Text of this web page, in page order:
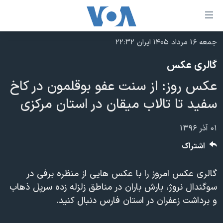
لینکهای
قابل
دسترسی
جهش
محتوای
اصلی
صفحه
جهش
جستجو
نسخه سبک وب‌سایت
موضوع ها
ایران
آمریکا
جهان
گزیده‌ها
ویژه برنامه‌ها
برنامه های تلویزیونی
جدول برنامه ها
صفحه‌های ویژه
عملیات خشم حماسی
۲۵۰سالگی آمریکا
پخش رادیویی
یادگیری زبان انگلیسی
جمعه ۱۶ مرداد ۱۴۰۵ ایران ۲۲:۳۲
گالری عکس
عکس روز: از سنت عفو بوقلمون در کاخ
سفید تا تالاب میقان در استان مرکزی
۰۱ آذر ۱۳۹۶
گالری عکس امروز را با عکس هایی از منظره برفی در
سوگندال نروژ، بارش باران در مناطق زلزله زده سرپل ذهاب
و برداشت زعفران در استان فارس دنبال کنید.
اشتراک